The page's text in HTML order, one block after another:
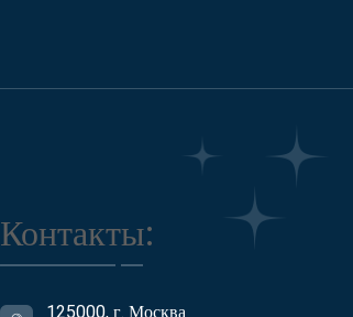
Контакты: